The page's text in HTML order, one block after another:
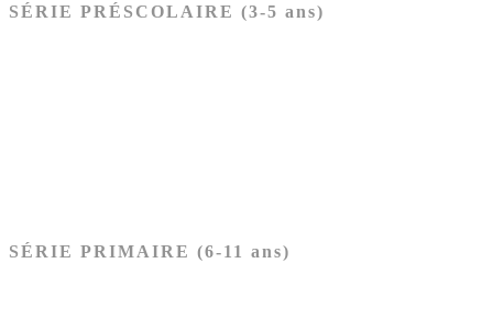
SÉRIE PRÉSCOLAIRE (3-5 ans)
SÉRIE PRIMAIRE (6-11 ans)